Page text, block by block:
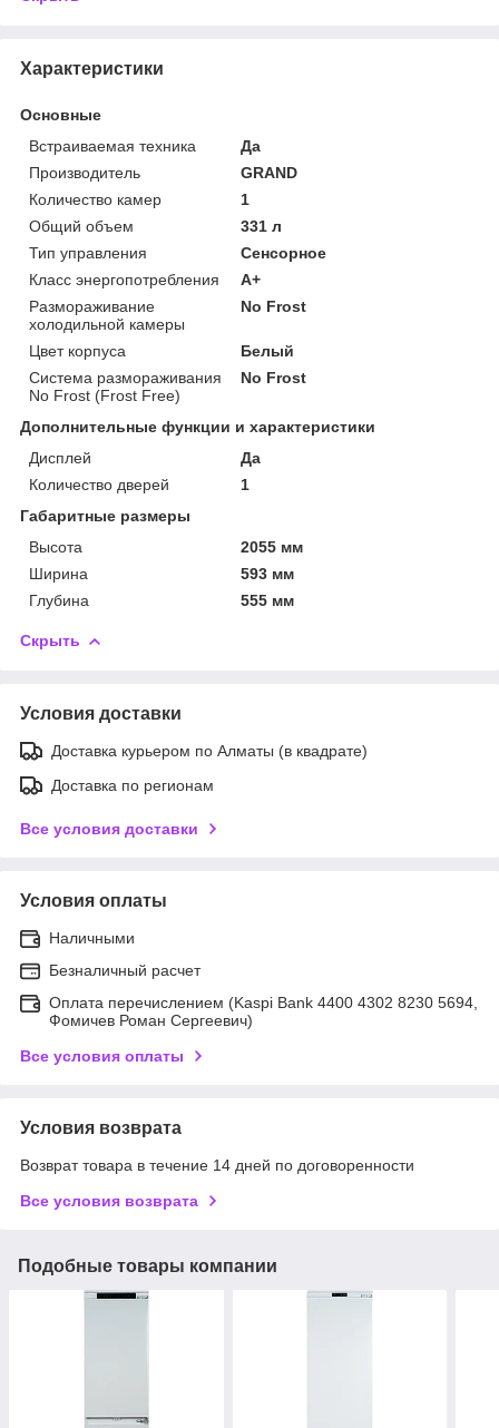
Характеристики
Основные
Встраиваемая техника
Да
Производитель
GRAND
Количество камер
1
Общий объем
331 л
Тип управления
Сенсорное
Класс энергопотребления
A+
Размораживание
холодильной камеры
No Frost
Цвет корпуса
Белый
Система размораживания
No Frost (Frost Free)
No Frost
Дополнительные функции и характеристики
Дисплей
Да
Количество дверей
1
Габаритные размеры
Высота
2055 мм
Ширина
593 мм
Глубина
555 мм
Скрыть
Условия доставки
Доставка курьером по Алматы (в квадрате)
Доставка по регионам
Все условия доставки
Условия оплаты
Наличными
Безналичный расчет
Оплата перечислением (Kaspi Bank 4400 4302 8230 5694,
Фомичев Роман Сергеевич)
Все условия оплаты
Условия возврата
Возврат товара в течение 14 дней по договоренности
Все условия возврата
Подобные товары компании